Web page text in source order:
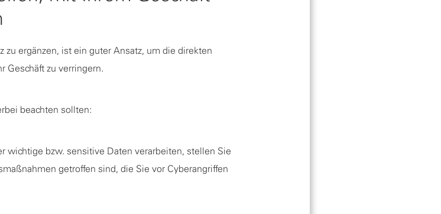
zu ergänzen, ist ein guter Ansatz, um die direkten
Geschäft zu verringern.
beachten sollten:
wichtige bzw. sensitive Daten verarbeiten, stellen Sie
getroffen sind, die Sie vor Cyberangriffen